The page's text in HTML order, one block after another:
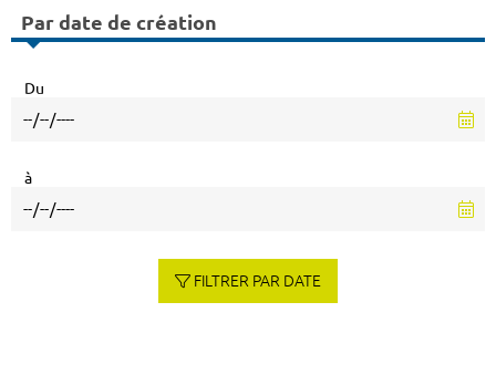
Par date de création
Du
à
FILTRER PAR DATE